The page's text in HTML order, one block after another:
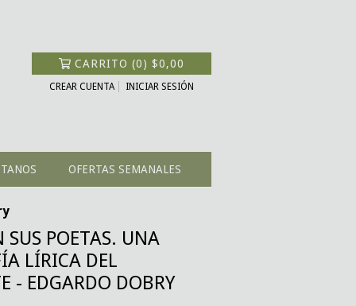
CARRITO (0)$0,00
CREAR CUENTA INICIAR SESIÓN
OFERTAS SEMANALES
SUS POETAS. UNA
LÍRICA DEL
- EDGARDO DOBRY